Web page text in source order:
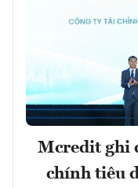
Mcredit ghi
chính tiêu